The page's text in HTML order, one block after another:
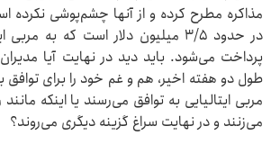
مذاکره مطرح کرده و از آنها چشم‌پوشی نکرده
در حدود ۳/۵ میلیون دلار است که به
پرداخت می‌شود. باید دید در نهایت آیا
طول دو هفته اخیر، هم و غم خود را برای توافق
مربی ایتالیایی به توافق می‌رسند یا اینکه
می‌زنند و در نهایت سراغ گزینه دیگری می‌روند؟